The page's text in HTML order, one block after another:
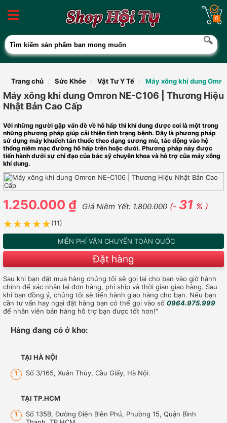
0
Trang chủ Sức Khỏe Vật Tư Y Tế Máy xông khí dung
Máy xông khí dung Omron NE-C106 | Thương Hiệu
Nhật Bản Cao Cấp
Với những người gặp vấn đề về hô hấp thì khí dung được coi là một trong
những phương pháp giúp cải thiện tình trạng bệnh. Đây là phương pháp
sử dụng máy khuếch tán thuốc theo dạng sương mù, tác động vào hệ
thống niêm mạc đường hô hấp trên hoặc dưới. Phương pháp này được
tiến hành dưới sự chỉ đạo của bác sỹ chuyên khoa và hỗ trợ của máy xông
khí dung.
1.250.000 ₫ Giá Niêm Yết: 1.800.000 (- 31 % )
★★★★★
★★★★★(11)
MIỄN PHÍ VẬN CHUYỂN TOÀN QUỐC
Đặt hàng
Sau khi bạn đặt mua hàng chúng tôi sẽ gọi lại cho bạn vào giờ hành
chính để xác nhận lại đơn hàng, phí ship và thời gian giao hàng. Sau
khi bạn đồng ý, chúng tôi sẽ tiến hành giao hàng cho bạn. Nếu bạn
cần tư vấn hay ngại đặt hàng bạn có thể gọi vào số 0964.975.999
để nhân viên bán hàng hỗ trợ bạn được tốt hơn!"
Hàng đang có ở kho:
TẠI HÀ NỘI
1 Số 3/165, Xuân Thủy, Cầu Giấy, Hà Nội.
TẠI TP.HCM
1
Số 135B, Đường Điện Biên Phủ, Phường 15, Quận Bình